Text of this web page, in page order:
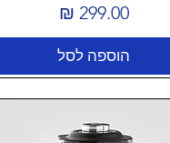
מחיר‏299.00 ‏₪
הוספה לסל